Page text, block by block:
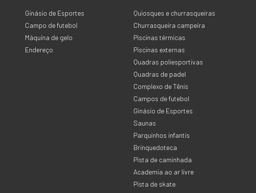
Ginásio de Esportes
Campo de futebol
Máquina de gelo
Endereço
Quiosques e churrasqueiras
Churrasqueira campeira
Piscinas térmicas
Piscinas externas
Quadras poliesportivas
Quadras de padel
Complexo de Tênis
Campos de futebol
Ginásio de Esportes
Saunas
Parquinhos infantis
Brinquedoteca
Pista de caminhada
Academia ao ar livre
Pista de skate